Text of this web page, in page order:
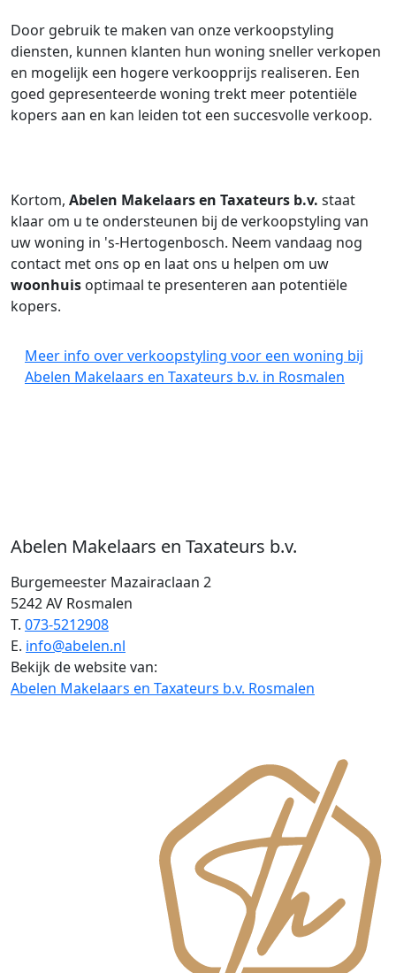
Abelen Makelaars en Taxateurs b.v.
Burgemeester Mazairaclaan 2
5242 AV Rosmalen
T. 073-5212908
E. info@abelen.nl
Bekijk de website van:
Abelen Makelaars en Taxateurs b.v. Rosmalen
Door gebruik te maken van onze verkoopstyling
diensten, kunnen klanten hun woning sneller verkopen
en mogelijk een hogere verkoopprijs realiseren. Een
goed gepresenteerde woning trekt meer potentiële
kopers aan en kan leiden tot een succesvolle verkoop.
Kortom, Abelen Makelaars en Taxateurs b.v. staat
klaar om u te ondersteunen bij de verkoopstyling van
uw woning in 's-Hertogenbosch. Neem vandaag nog
contact met ons op en laat ons u helpen om uw
woonhuis optimaal te presenteren aan potentiële
kopers.
Meer info over verkoopstyling voor een woning bij
Abelen Makelaars en Taxateurs b.v. in Rosmalen